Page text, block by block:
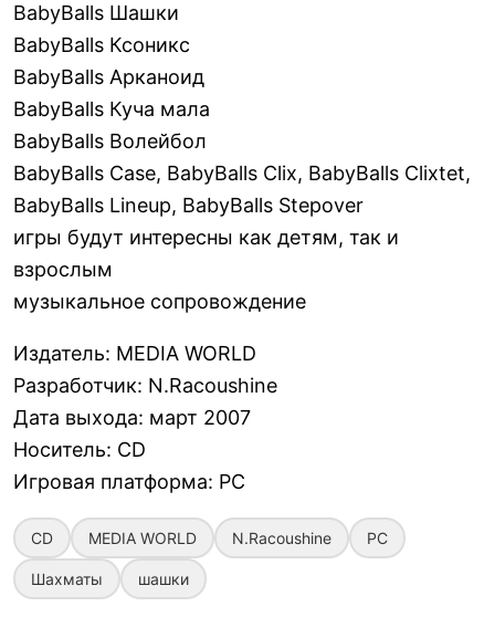
BabyBalls Шашки
BabyBalls Ксоникс
BabyBalls Арканоид
BabyBalls Куча мала
BabyBalls Волейбол
BabyBalls Case, BabyBalls Clix, BabyBalls Clixtet,
BabyBalls Lineup, BabyBalls Stepover
игры будут интересны как детям, так и
взрослым
музыкальное сопровождение
Издатель: MEDIA WORLD
Разработчик: N.Racoushine
Дата выхода: март 2007
Носитель: CD
Игровая платформа: PC
CD MEDIA WORLD N.Racoushine PC
Шахматы шашки